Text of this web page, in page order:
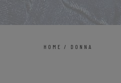
HOME / DONNA